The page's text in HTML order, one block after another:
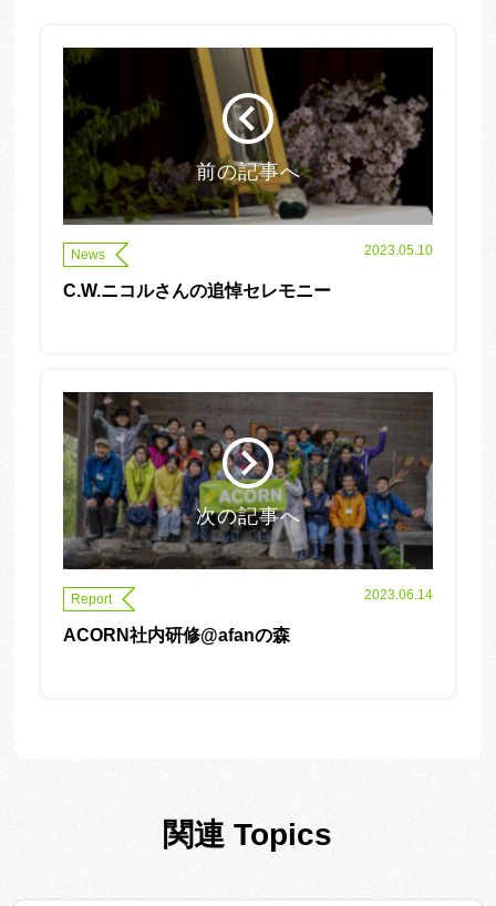
前の記事へ
News 2023.05.10
C.W.ニコルさんの追悼セレモニー
次の記事へ
Report 2023.06.14
ACORN社内研修@afanの森
関連 Topics